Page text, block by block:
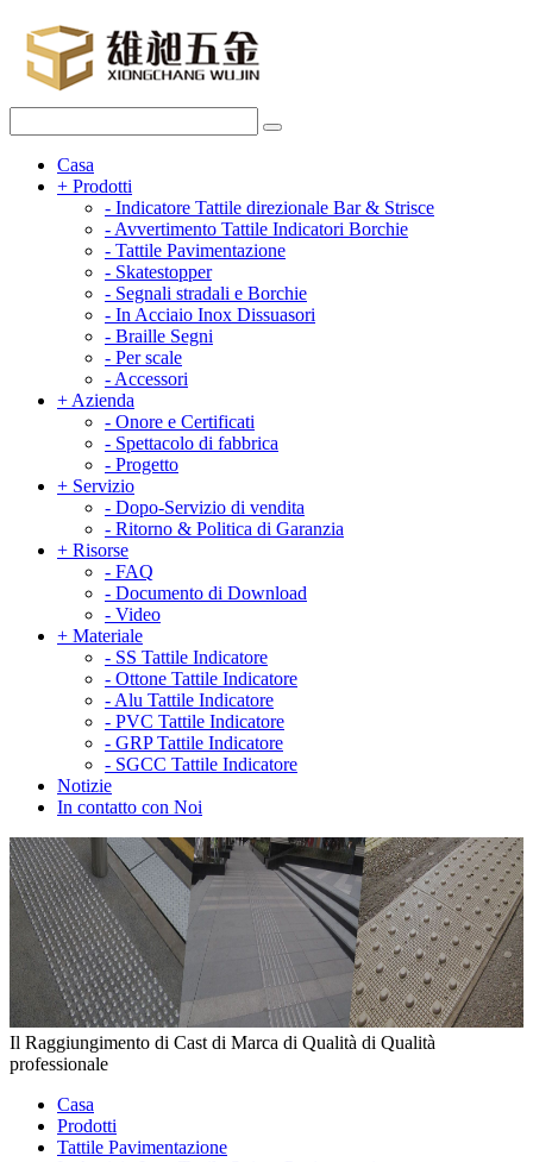
Casa
+ Prodotti
- Indicatore Tattile direzionale Bar & Strisce
- Avvertimento Tattile Indicatori Borchie
- Tattile Pavimentazione
- Skatestopper
- Segnali stradali e Borchie
- In Acciaio Inox Dissuasori
- Braille Segni
- Per scale
- Accessori
+ Azienda
- Onore e Certificati
- Spettacolo di fabbrica
- Progetto
+ Servizio
- Dopo-Servizio di vendita
- Ritorno & Politica di Garanzia
+ Risorse
- FAQ
- Documento di Download
- Video
+ Materiale
- SS Tattile Indicatore
- Ottone Tattile Indicatore
- Alu Tattile Indicatore
- PVC Tattile Indicatore
- GRP Tattile Indicatore
- SGCC Tattile Indicatore
Notizie
In contatto con Noi
Il Raggiungimento di Cast di Marca di Qualità di Qualità
professionale
Casa
Prodotti
Tattile Pavimentazione